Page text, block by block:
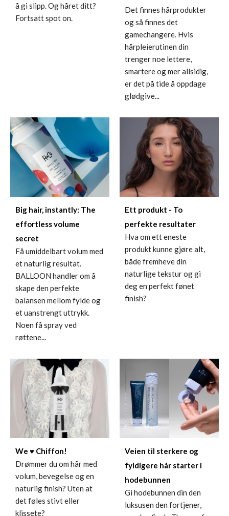
å gi slipp. Og håret ditt?
Fortsatt spot on.
Det finnes hårprodukter
og så finnes det
gamechangere. Hvis
hårpleierutinen din
trenger noe lettere,
smartere og mer allsidig,
er det på tide å oppdage
glødgive...
Big hair, instantly: The
effortless volume
secret
Få umiddelbart volum med
et naturlig resultat.
BALLOON handler om å
skape den perfekte
balansen mellom fylde og
et uanstrengt uttrykk.
Noen få spray ved
røttene...
Ett produkt - To
perfekte resultater
Hva om ett eneste
produkt kunne gjøre alt,
både fremheve din
naturlige tekstur og gi
deg en perfekt fønet
finish?
We ♥ Chiffon!
Drømmer du om hår med
volum, bevegelse og en
naturlig finish? Uten at
det føles stivt eller
klissete?
Veien til sterkere og
fyldigere hår starter i
hodebunnen
Gi hodebunnen din den
luksusen den fortjener,